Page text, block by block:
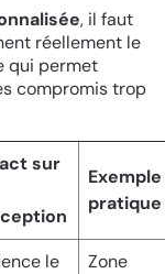
, il faut
réellement le
qui permet
compromis trop
sur
Exemple
pratique
le
Zone